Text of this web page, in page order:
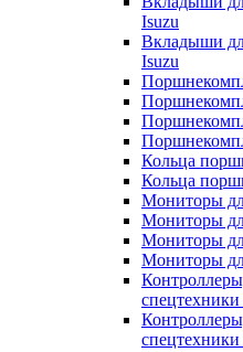
Isuzu
Вкладыши
Isuzu
Кольца
Кольца
Мониторы
Мониторы
Мониторы
Мониторы